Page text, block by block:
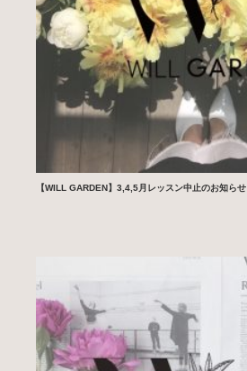
【WILL GARDEN】3,4,5月レッスン中止のお知らせ